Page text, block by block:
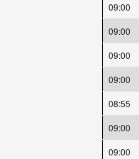
09:00
09:00
09:00
09:00
08:55
09:00
09:00